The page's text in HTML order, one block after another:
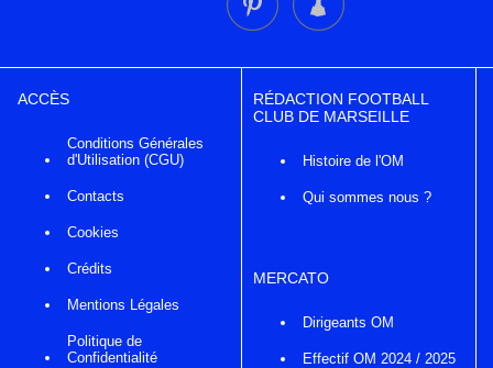
ACCÈS
Conditions Générales
d'Utilisation (CGU)
Contacts
Cookies
Crédits
Mentions Légales
Politique de
Confidentialité
RÉDACTION FOOTBALL
CLUB DE MARSEILLE
Histoire de l'OM
Qui sommes nous ?
MERCATO
Dirigeants OM
Effectif OM 2024 / 2025